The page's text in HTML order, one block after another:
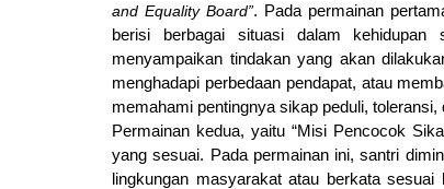
and Equality Board”. Pada permainan
berisi berbagai situasi dalam
menyampaikan tindakan yang akan
menghadapi perbedaan pendapat, atau
memahami pentingnya sikap peduli,
Permainan kedua, yaitu “Misi Pencocok
yang sesuai. Pada permainan ini, santri
lingkungan masyarakat atau berkata